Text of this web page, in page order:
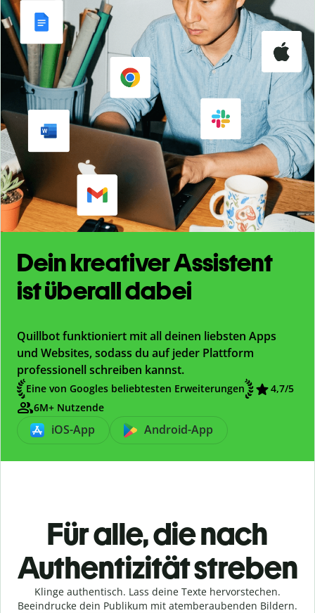
Dein kreativer Assistent
ist überall dabei
Quillbot funktioniert mit all deinen liebsten Apps
und Websites, sodass du auf jeder Plattform
professionell schreiben kannst.
Eine von Googles beliebtesten Erweiterungen
4,7/5
6M+ Nutzende
iOS-App Android-App
Für alle, die nach
Authentizität streben
Klinge authentisch. Lass deine Texte hervorstechen.
Beeindrucke dein Publikum mit atemberaubenden Bildern.